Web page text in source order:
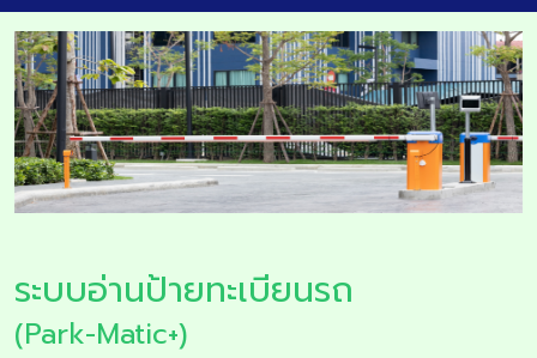
ระบบอ่านป้ายทะเบียนรถ
(Park-Matic+)